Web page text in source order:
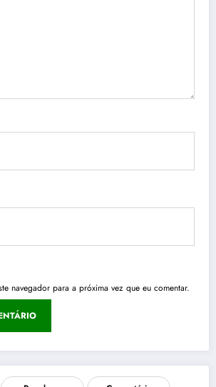
navegador para a próxima vez que eu comentar.